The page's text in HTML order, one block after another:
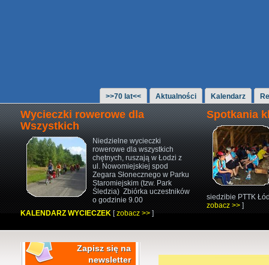
>>70 lat<< Aktualności Kalendarz
Wycieczki rowerowe dla
Wszystkich
Niedzielne wycieczki
rowerowe dla wszystkich
chętnych,ruszają w Łodzi z
ul. Nowomiejskiej spod
Zegara Słonecznego w Parku
Staromiejskim (tzw. Park
Śledzia) Zbiórka uczestników
o godzinie 9.00
KALENDARZ WYCIECZEK [zobacz >>]
Spotkania
siedzibie PTTK
zobacz >> ]
Zapisz się na
newsletter